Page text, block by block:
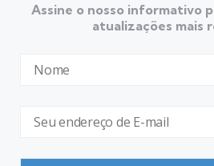
Assine o nosso informativo
atualizações mais